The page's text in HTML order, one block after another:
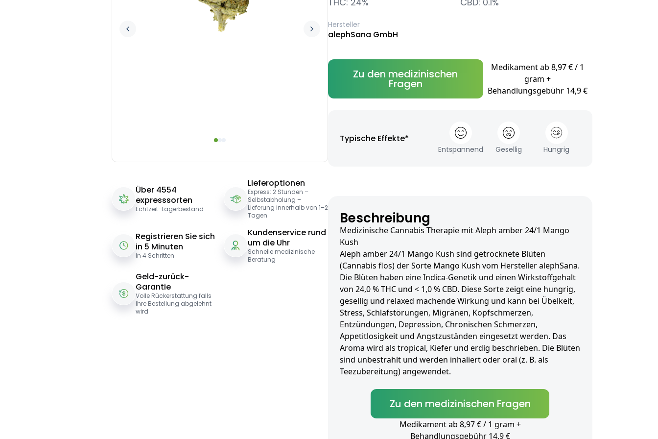
Über 4554
expresssorten
Echtzeit-Lagerbestand
Lieferoptionen
Express: 2 Stunden –
Selbstabholung –
Lieferung innerhalb von 1–2
Tagen
Registrieren Sie sich
in 5 Minuten
In 4 Schritten
Kundenservice rund
um die Uhr
Schnelle medizinische
Beratung
Geld-zurück-
Garantie
Volle Rückerstattung falls
Ihre Bestellung abgelehnt
wird
Hersteller
alephSana GmbH
Zu den medizinischen
Fragen
Medikament ab 8,97 € / 1
gram +
Behandlungsgebühr 14,9 €
Typische Effekte*
Entspannend Gesellig Hungrig
Beschreibung
Medizinische Cannabis Therapie mit Aleph amber 24/1 Mango
Kush
Aleph amber 24/1 Mango Kush sind getrocknete Blüten
(Cannabis flos) der Sorte Mango Kush vom Hersteller alephSana.
Die Blüten haben eine Indica-Genetik und einen Wirkstoffgehalt
von 24,0 % THC und < 1,0 % CBD. Diese Sorte zeigt eine hungrig,
gesellig und relaxed machende Wirkung und kann bei Übelkeit,
Stress, Schlafstörungen, Migränen, Kopfschmerzen,
Entzündungen, Depression, Chronischen Schmerzen,
Appetitlosigkeit und Angstzuständen eingesetzt werden. Das
Aroma wird als tropical, Kiefer und erdig beschrieben. Die Blüten
sind unbestrahlt und werden inhaliert oder oral (z. B. als
Teezubereitung) angewendet.
Zu den medizinischen Fragen
Medikament ab 8,97 € / 1 gram +
Behandlungsgebühr 14,9 €